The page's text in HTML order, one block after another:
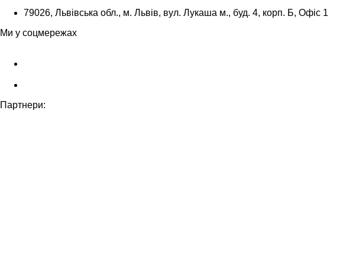
79026, Львівська обл., м. Львів, вул. Лукаша м., буд. 4, корп. Б, Офіс 1
Ми у соцмережах
Партнери: